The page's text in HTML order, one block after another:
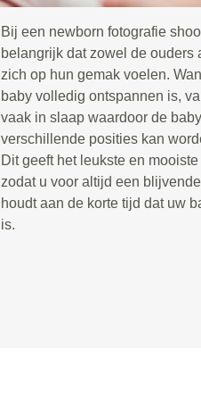
Bij een newborn fotografie
belangrijk dat zowel de ouders
zich op hun gemak voelen.
baby volledig ontspannen is,
vaak in slaap waardoor de
verschillende posities kan
Dit geeft het leukste en
zodat u voor altijd een
houdt aan de korte tijd dat uw
is.